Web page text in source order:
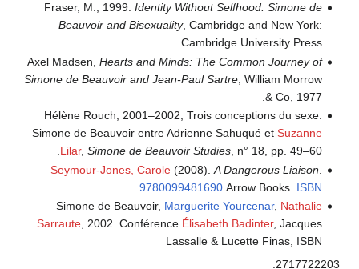
Fraser, M., 1999. Identity Without Selfhood: Simone de
Beauvoir and Bisexuality, Cambridge and New York:
Cambridge University Press.
Axel Madsen, Hearts and Minds: The Common Journey of
Simone de Beauvoir and Jean-Paul Sartre, William Morrow
& Co, 1977.
Hélène Rouch, 2001–2002, Trois conceptions du sexe:
Simone de Beauvoir entre Adrienne Sahuqué et Suzanne
Lilar, Simone de Beauvoir Studies, n° 18, pp. 49–60.
Seymour-Jones, Carole(2008). A Dangerous Liaison
Arrow Books. ISBN
9780099481690
Simone de Beauvoir, Marguerite Yourcenar, Nathalie
Sarraute, 2002. Conférence Élisabeth Badinter, Jacques
Lassalle & Lucette Finas, ISBN
2717722203.